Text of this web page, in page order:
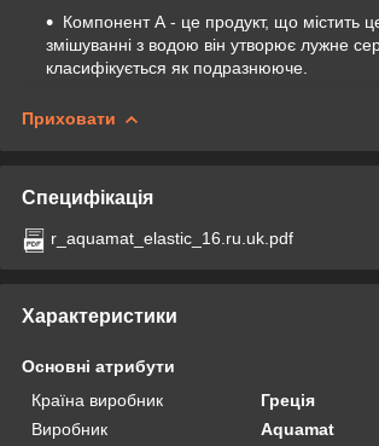
Компонент А - це продукт, що містить
змішуванні з водою він утворює лужне
класифікується як подразнююче.
Приховати
Специфікація
r_aquamat_elastic_16.ru.uk.pdf
Характеристики
Основні атрибути
Країна виробник
Греція
Виробник
Aquamat